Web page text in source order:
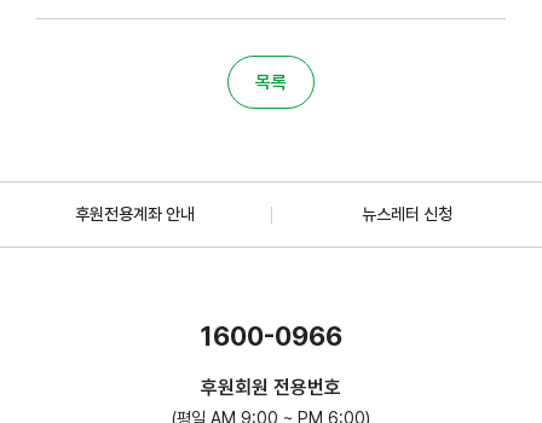
목록
후원전용계좌 안내 뉴스레터 신청
1600-0966
후원회원 전용번호
(평일 AM 9:00 ~ PM 6:00)